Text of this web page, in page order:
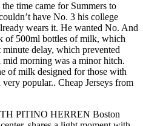
time came for Summers to
have No. 3 his college
wears it. He wanted No. And
of 500ml bottles of milk, which
delay, which prevented
morning was a minor hitch.
of milk designed for those with
popular.. Cheap Jerseys from
PITINO HERREN Boston